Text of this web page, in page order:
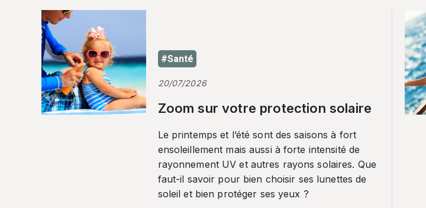
#Santé
20/07/2026
Zoom sur votre protection solaire
Le printemps et l’été sont des saisons à fort
ensoleillement mais aussi à forte intensité de
rayonnement UV et autres rayons solaires. Que
faut-il savoir pour bien choisir ses lunettes de
soleil et bien protéger ses yeux ?